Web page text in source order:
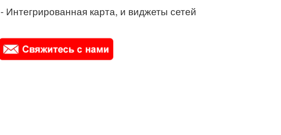
- Интегрированная карта, и виджеты сетей